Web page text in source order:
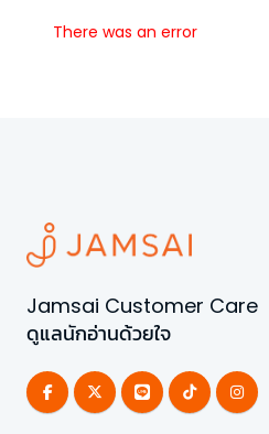
There was an error
Jamsai Customer Care
ดูแลนักอ่านด้วยใจ